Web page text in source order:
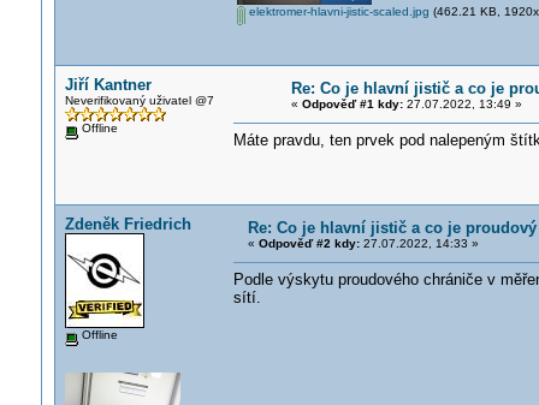
elektromer-hlavni-jistic-scaled.jpg (462.21 KB,
Jiří Kantner
Neverifikovaný uživatel @7
Offline
Re: Co je hlavní jistič a co je
« Odpověď #1 kdy:27.07.2022, 13:49 »
Máte pravdu, ten prvek pod nalepeným
Zdeněk Friedrich
Offline
Re: Co je hlavní jistič a co je
« Odpověď #2 kdy:27.07.2022, 14:33 »
Podle výskytu proudového chrániče v
sítí.